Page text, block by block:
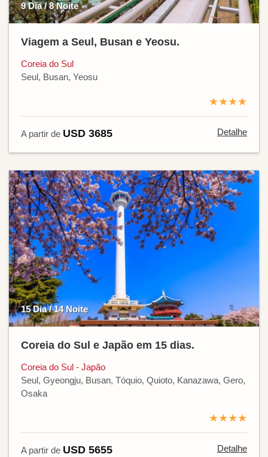
9 Dia / 8 Noite
Viagem a Seul, Busan e Yeosu.
Coreia do Sul
Seul, Busan, Yeosu
★★★★
A partir de USD 3685 Detalhe
15 Dia / 14 Noite
Coreia do Sul e Japão em 15 dias.
Coreia do Sul - Japão
Seul, Gyeongju, Busan, Tóquio, Quioto, Kanazawa, Gero,
Osaka
★★★★
A partir de USD 5655 Detalhe